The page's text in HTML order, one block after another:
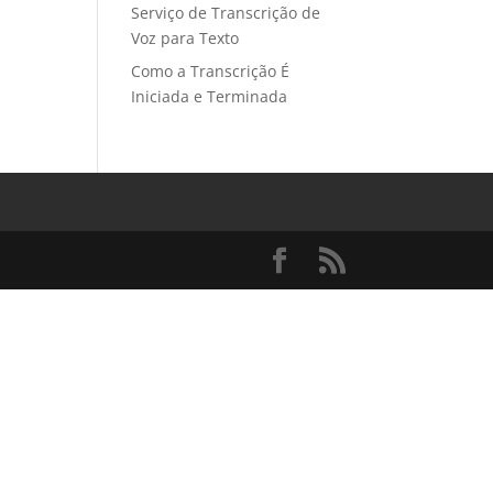
Serviço de Transcrição de
Voz para Texto
Como a Transcrição É
Iniciada e Terminada